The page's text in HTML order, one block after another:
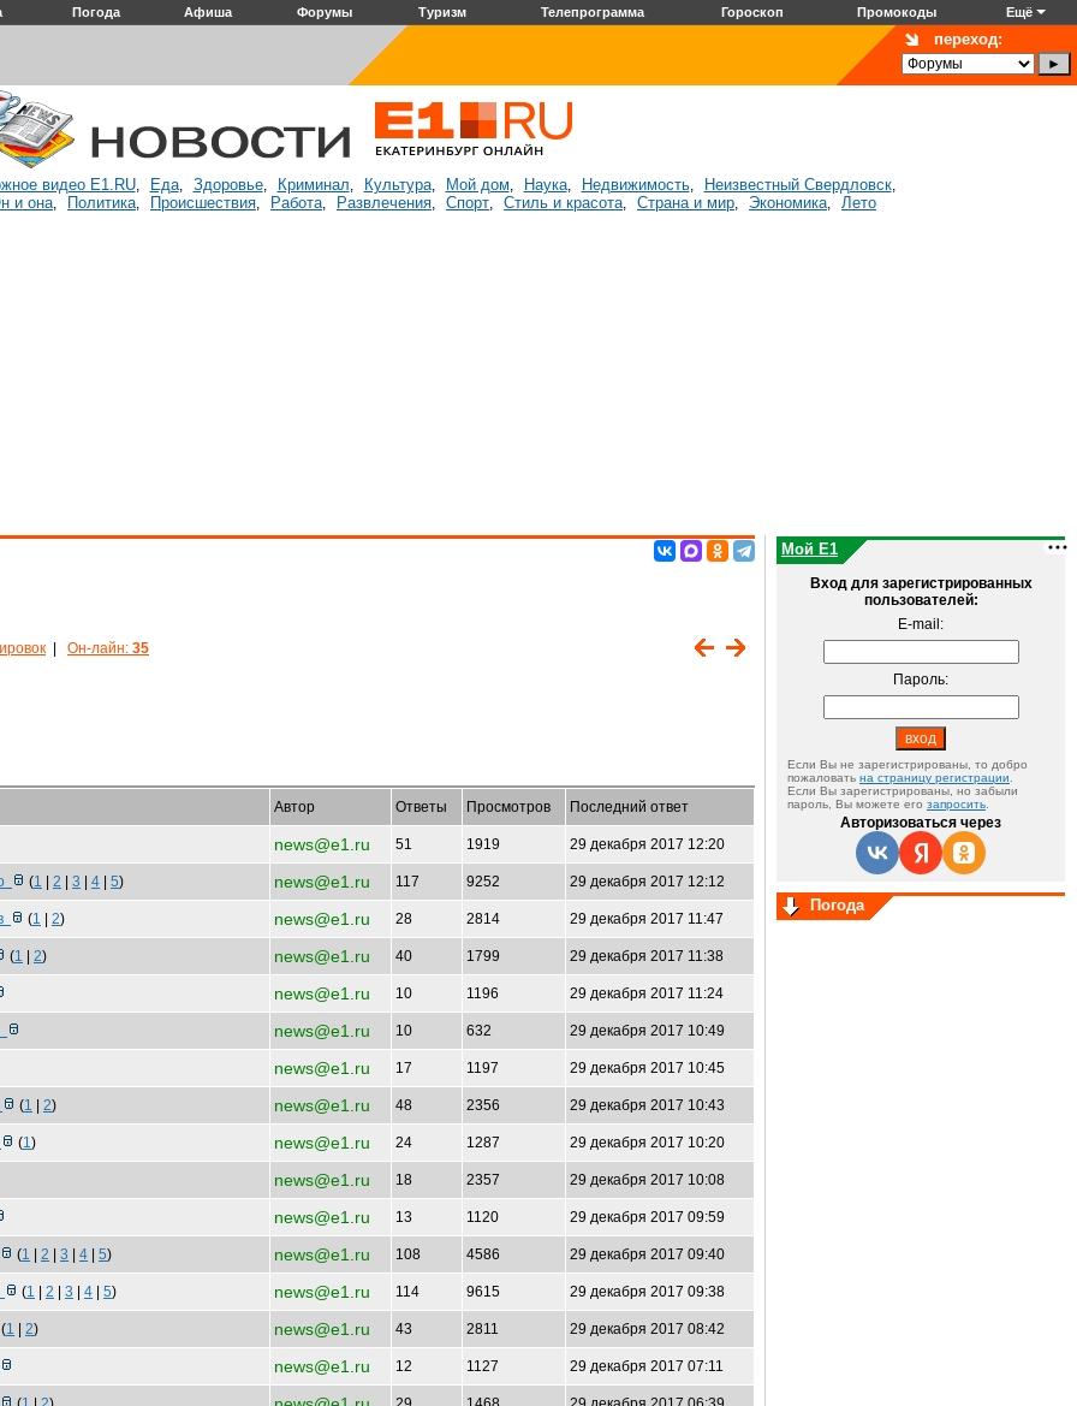
Погода Афиша Форумы Туризм Телепрограмма Гороскоп Промокоды Ещё
переход:
видео E1.RU, Еда, Здоровье, Криминал, Культура, Мой дом, Наука, Недвижимость, Неизвестный Свердловск,
и она, Политика, Происшествия, Работа, Развлечения, Спорт, Стиль и красота, Страна и мир, Экономика, Лето
Он-лайн: 35
Автор Ответы Просмотров Последний ответ
news@e1.ru 51 1919 29 декабря 2017 12:20
(1 2 3 4 5) news@e1.ru 117 9252 29 декабря 2017 12:12
(1 2) news@e1.ru 28 2814 29 декабря 2017 11:47
(1 2) news@e1.ru 40 1799 29 декабря 2017 11:38
news@e1.ru 10 1196 29 декабря 2017 11:24
news@e1.ru 10 632 29 декабря 2017 10:49
news@e1.ru 17 1197 29 декабря 2017 10:45
(1 2) news@e1.ru 48 2356 29 декабря 2017 10:43
(1) news@e1.ru 24 1287 29 декабря 2017 10:20
news@e1.ru 18 2357 29 декабря 2017 10:08
news@e1.ru 13 1120 29 декабря 2017 09:59
(1 2 3 4 5) news@e1.ru 108 4586 29 декабря 2017 09:40
(1 2 3 4 5) news@e1.ru 114 9615 29 декабря 2017 09:38
(1 2) news@e1.ru 43 2811 29 декабря 2017 08:42
news@e1.ru 12 1127 29 декабря 2017 07:11
Мой E1
Вход для зарегистрированных
пользователей:
E-mail:
Пароль:
Если Вы не зарегистрированы, то добро
пожаловать на страницу регистрации
Если Вы зарегистрированы, но забыли
пароль, Вы можете его запросить
Авторизоваться через
Погода